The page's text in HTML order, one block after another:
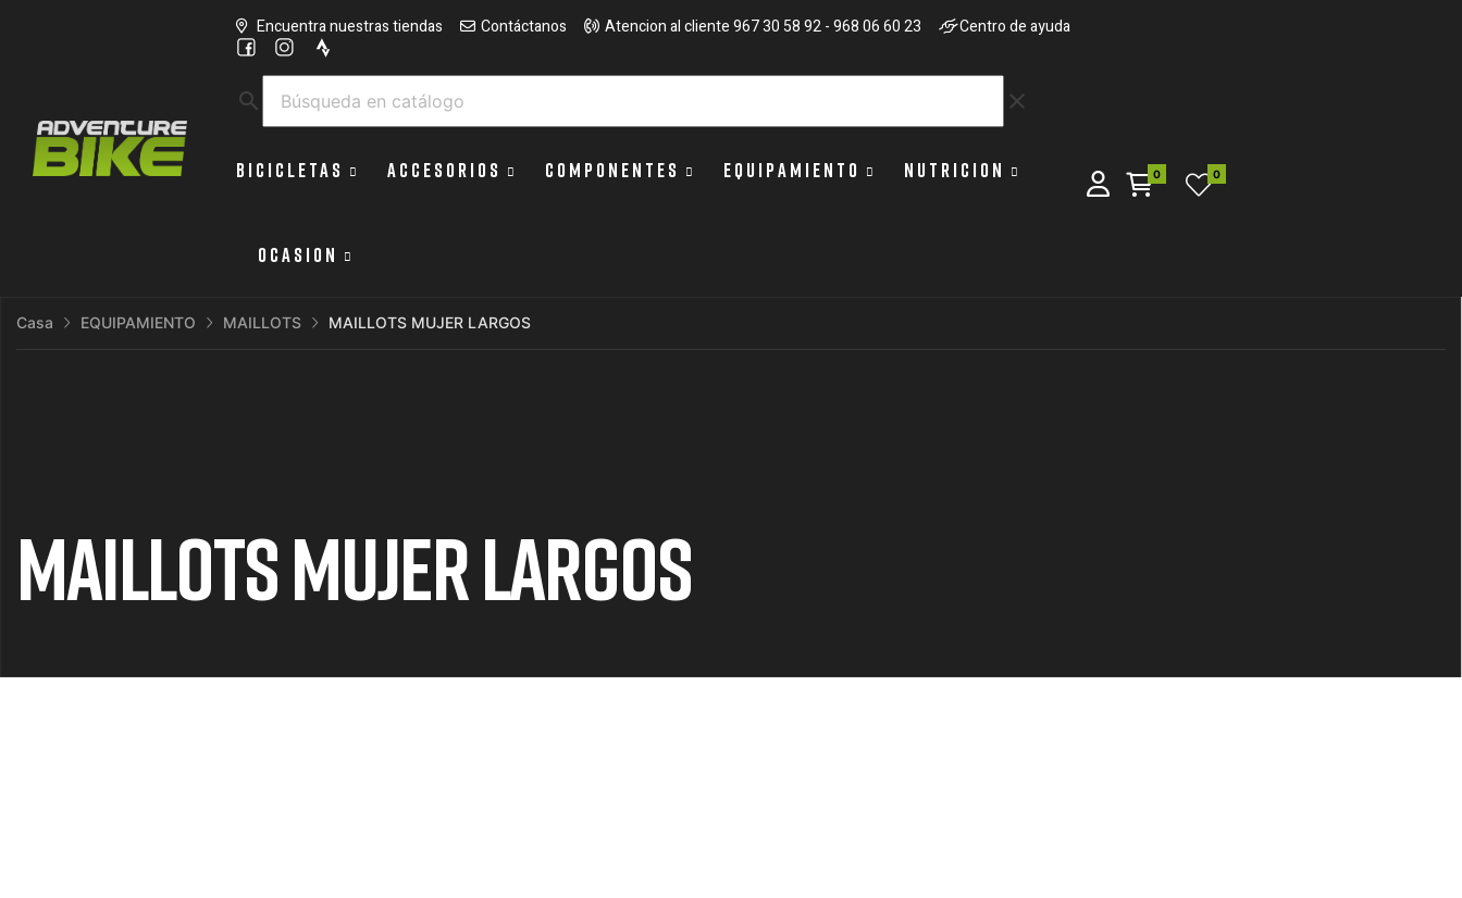
Encuentra nuestras tiendas Contáctanos Atencion al cliente 967 30 58 92 - 968 06 60 23 Centro de ayuda
search clear
BICICLETAS ACCESORIOS COMPONENTES EQUIPAMIENTO NUTRICION
OCASION
0 0
Casa EQUIPAMIENTO MAILLOTS MAILLOTS MUJER LARGOS
MAILLOTS MUJER LARGOS